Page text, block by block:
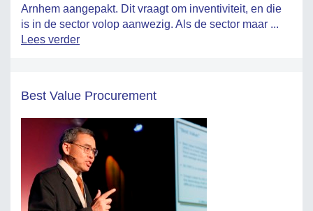
Arnhem aangepakt. Dit vraagt om inventiviteit, en die
is in de sector volop aanwezig. Als de sector maar ...
Lees verder
Best Value Procurement